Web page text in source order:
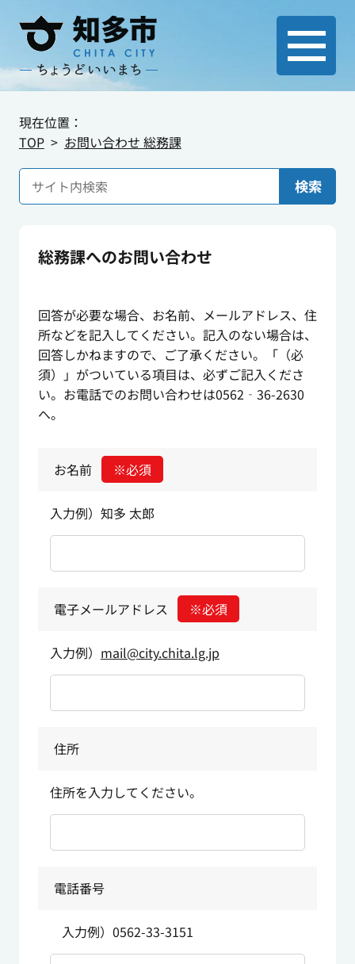
現在位置：
TOP
お問い合わせ 総務課
検索
総務課へのお問い合わせ
回答が必要な場合、お名前、メールアドレス、住
所などを記入してください。記入のない場合は、
回答しかねますので、ご了承ください。「（必
須）」がついている項目は、必ずご記入くださ
い。お電話でのお問い合わせは0562‐36-2630
へ。
お名前 ※必須
入力例）知多 太郎
電子メールアドレス ※必須
入力例） mail@city.chita.lg.jp
住所
住所を入力してください。
電話番号
入力例）0562-33-3151